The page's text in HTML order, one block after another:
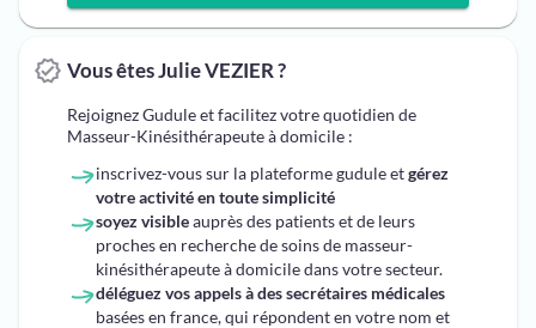
Vous êtes Julie VEZIER ?
Rejoignez Gudule et facilitez votre quotidien de
Masseur-Kinésithérapeute à domicile :
inscrivez-vous sur la plateforme gudule etgérez
votre activité en toute simplicité
soyez visibleauprès des patients et de leurs
proches en recherche de soins de masseur-
kinésithérapeute à domicile dans votre secteur.
déléguez vos appels à des secrétaires médicales
basées en france, qui répondent en votre nom et